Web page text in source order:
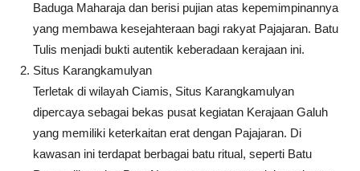
Baduga Maharaja dan berisi pujian atas kepemimpinannya
yang membawa kesejahteraan bagi rakyat Pajajaran. Batu
Tulis menjadi bukti autentik keberadaan kerajaan ini.
Situs Karangkamulyan
Terletak di wilayah Ciamis, Situs Karangkamulyan
dipercaya sebagai bekas pusat kegiatan Kerajaan Galuh
yang memiliki keterkaitan erat dengan Pajajaran. Di
kawasan ini terdapat berbagai batu ritual, seperti Batu